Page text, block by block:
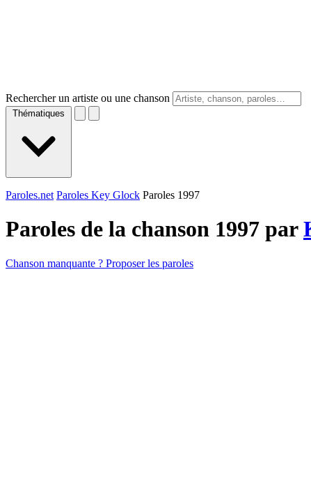
Rechercher un artiste ou une chanson
Thématiques
Paroles.net Paroles Key Glock Paroles 1997
Paroles de la chanson 1997 par
Chanson manquante ? Proposer les paroles